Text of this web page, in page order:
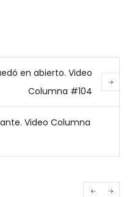
en abierto. Video
Columna #104
Video Columna